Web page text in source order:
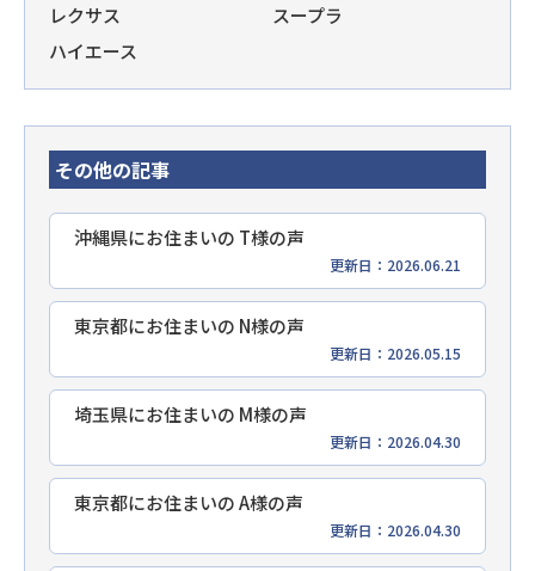
レクサス
スープラ
ハイエース
その他の記事
沖縄県にお住まいの T様の声
更新日：2026.06.21
東京都にお住まいの N様の声
更新日：2026.05.15
埼玉県にお住まいの M様の声
更新日：2026.04.30
東京都にお住まいの A様の声
更新日：2026.04.30